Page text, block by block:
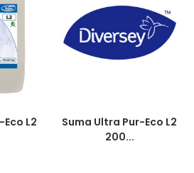
L2
Suma Ultra Pur-Eco L2
200...